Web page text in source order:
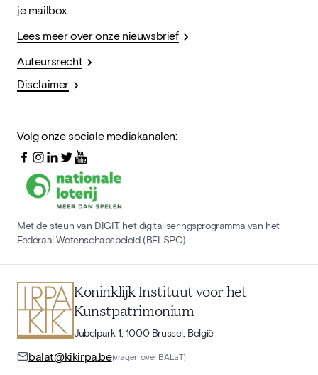
je mailbox.
Lees meer over onze nieuwsbrief
Auteursrecht
Disclaimer
Volg onze sociale mediakanalen:
Met de steun van DIGIT, het digitaliseringsprogramma van het
Federaal Wetenschapsbeleid (BELSPO)
Koninklijk Instituut voor het
Kunstpatrimonium
Jubelpark 1, 1000 Brussel, België
balat@kikirpa.be(vragen over BALaT)